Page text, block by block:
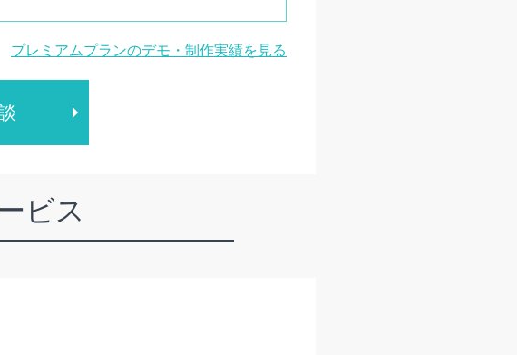
プレミアムプランのデモ・制作実績を見る
ビス